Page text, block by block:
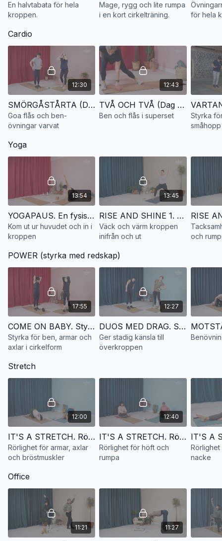
En halvtabata för hela
kroppen.
Mage, rygg och lite rumpa
i en kort cirkelträning.
för hela
Cardio
12:30
SMÖRGÅSTÅRTA (Dag 30/30 Days of Vibes)
Goa flås och ben-
övningar varvat
12:43
TVÅ OCH TVÅ (Dag 2/30 Days of Vibes)
Ben och flås i superset
Styrka
Yoga
13:54
YOGAPAUS. En fysisk sådan
Kom ut ur huvudet och in i
kroppen
13:45
RISE AND SHINE 1. Väck och värm kroppen inifrån och ut
Väck och värm kroppen
inifrån och ut
och
POWER (styrka med redskap)
17:55
COME ON BABY. Styrka för ben, armar och axlar i cirkelform
Styrka för ben, armar och
axlar i cirkelform
12:27
DUOS MED DRAG. Styrkeövningar i par för överkroppen
Ger stadig känsla till
överkroppen
Stretch
12:00
IT'S A STRETCH. Rörlighet för armar, axlar och bröstmuskler
Rörlighet för armar, axlar
och bröstmuskler
12:40
IT'S A STRETCH. Rörlighet för höft och rumpa
Rörlighet för höft och
rumpa
nacke
Office
11:21 11:27